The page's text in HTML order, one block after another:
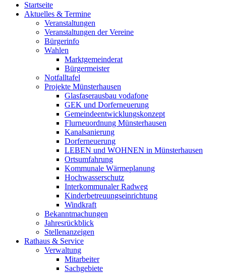
Startseite
Aktuelles & Termine
Veranstaltungen
Veranstaltungen der Vereine
Bürgerinfo
Wahlen
Marktgemeinderat
Bürgermeister
Notfalltafel
Projekte Münsterhausen
Glasfaserausbau vodafone
GEK und Dorferneuerung
Gemeindeentwicklungskonzept
Flurneuordnung Münsterhausen
Kanalsanierung
Dorferneuerung
LEBEN und WOHNEN in Münsterhausen
Ortsumfahrung
Kommunale Wärmeplanung
Hochwasserschutz
Interkommunaler Radweg
Kinderbetreuungseinrichtung
Windkraft
Bekanntmachungen
Jahresrückblick
Stellenanzeigen
Rathaus & Service
Verwaltung
Mitarbeiter
Sachgebiete